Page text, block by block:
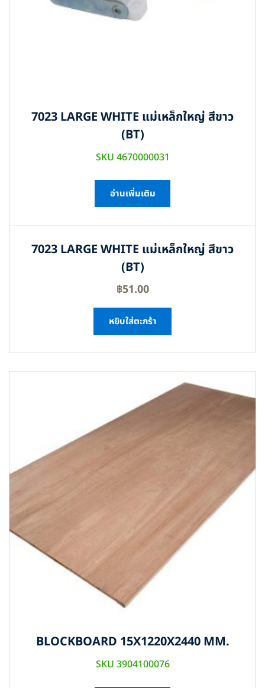
7023 LARGE WHITE แม่เหล็กใหญ่ สีขาว
(BT)
SKU 4670000031
อ่านเพิ่มเติม
7023 LARGE WHITE แม่เหล็กใหญ่ สีขาว
(BT)
฿51.00
หยิบใส่ตะกร้า
BLOCKBOARD 15X1220X2440 MM.
SKU 3904100076